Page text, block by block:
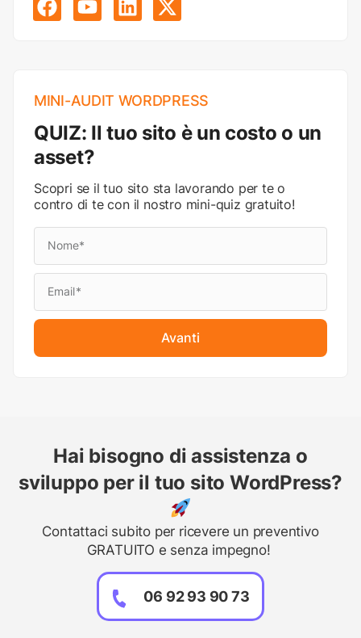
MINI-AUDIT WORDPRESS
QUIZ: Il tuo sito è un costo o un
asset?
Scopri se il tuo sito sta lavorando per te o
contro di te con il nostro mini-quiz gratuito!
Avanti
Hai bisogno di assistenza o
sviluppo per il tuo sito WordPress?
Contattaci subito per ricevere un preventivo
GRATUITO e senza impegno!
06 92 93 90 73